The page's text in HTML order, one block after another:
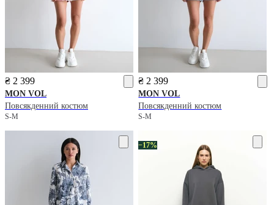
₴ 2 399
MON VOL
Повсякденний костюм
S-M
₴ 2 399
MON VOL
Повсякденний костюм
S-M
−17%